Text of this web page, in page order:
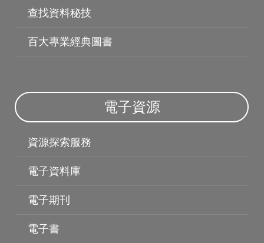
查找資料秘技
百大專業經典圖書
電子資源
資源探索服務
電子資料庫
電子期刊
電子書